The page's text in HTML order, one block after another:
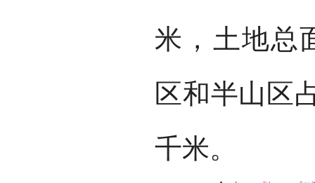
米，土地总
区和半山区
千米。